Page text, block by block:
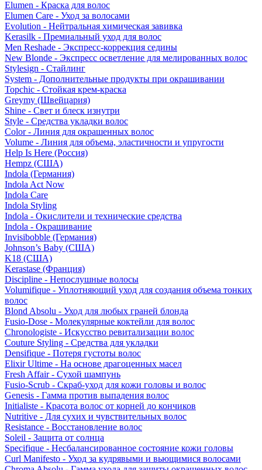
Elumen - Краска для волос
Elumen Care - Уход за волосами
Evolution - Нейтральная химическая завивка
Kerasilk - Премиальный уход для волос
Men Reshade - Экспресс-коррекция седины
New Blonde - Экспресс осветление для мелированных волос
Stylesign - Стайлинг
System - Дополнительные продукты при окрашивании
Topchic - Стойкая крем-краска
Greymy (Швейцария)
Shine - Свет и блеск изнутри
Style - Средства укладки волос
Color - Линия для окрашенных волос
Volume - Линия для объема, эластичности и упругости
Help Is Here (Россия)
Hempz (США)
Indola (Германия)
Indola Act Now
Indola Care
Indola Styling
Indola - Окислители и технические средства
Indola - Окрашивание
Invisibobble (Германия)
Johnson’s Baby (США)
K18 (США)
Kerastase (Франция)
Discipline - Непослушные волосы
Volumifique - Уплотняющий уход для создания объема тонких
волос
Blond Absolu - Уход для любых граней блонда
Fusio-Dose - Молекулярные коктейли для волос
Chronologiste - Искусство ревитализации волос
Couture Styling - Средства для укладки
Densifique - Потеря густоты волос
Elixir Ultime - На основе драгоценных масел
Fresh Affair - Сухой шампунь
Fusio-Scrub - Скраб-уход для кожи головы и волос
Genesis - Гамма против выпадения волос
Initialiste - Красота волос от корней до кончиков
Nutritive - Для сухих и чувствительных волос
Resistance - Восстановление волос
Soleil - Защита от солнца
Specifique - Несбалансированное состояние кожи головы
Curl Manifesto - Уход за кудрявыми и вьющимися волосами